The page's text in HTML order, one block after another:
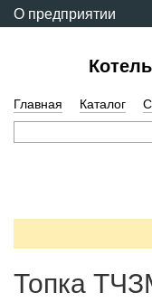
О предприятии
Главная Каталог
Топка